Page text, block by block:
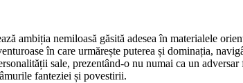
ambiția nemiloasă găsită adesea în materialele
în care urmărește puterea și dominația,
sale, prezentând-o nu numai ca un
fanteziei și povestirii.